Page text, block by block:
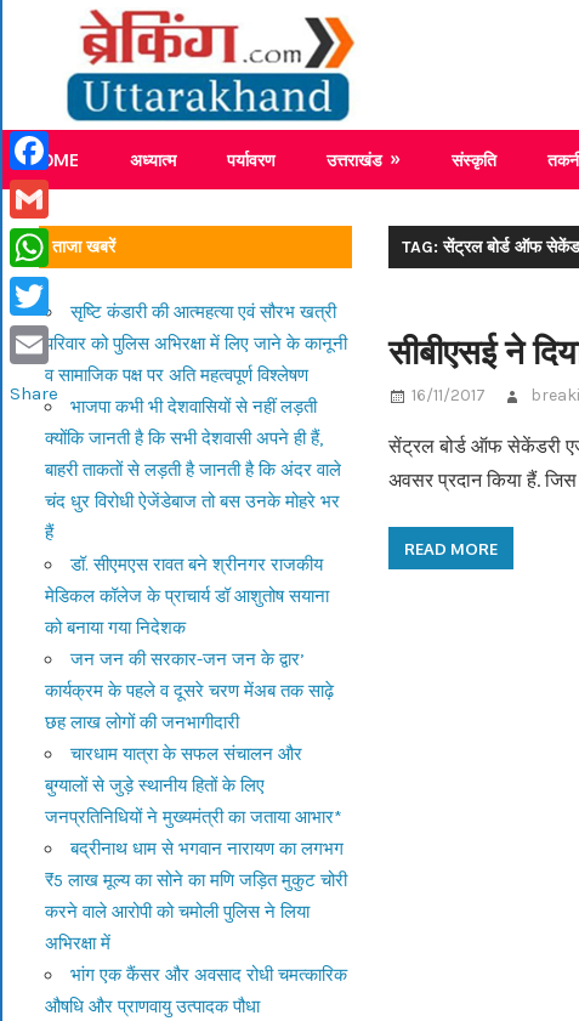
content
Breaking News Uttarakhand
HOME अध्यात्म पर्यावरण उत्तराखंड संस्कृति
TAG: सेंट्रल बोर्ड ऑफ
सीबीएसई ने
16/11/2017
सेंट्रल बोर्ड ऑफ सेकेंडरी
अवसर प्रदान किया हैं. जिस
READ MORE
ताजा खबरें
सृष्टि कंडारी की आत्महत्या एवं सौरभ खत्री
परिवार को पुलिस अभिरक्षा में लिए जाने के कानूनी
व सामाजिक पक्ष पर अति महत्वपूर्ण विश्लेषण
भाजपा कभी भी देशवासियों से नहीं लड़ती
क्योंकि जानती है कि सभी देशवासी अपने ही हैं,
बाहरी ताकतों से लड़ती है जानती है कि अंदर वाले
चंद धुर विरोधी ऐजेंडेबाज तो बस उनके मोहरे भर
हैं
डॉ. सीएमएस रावत बने श्रीनगर राजकीय
मेडिकल कॉलेज के प्राचार्य डॉ आशुतोष सयाना
को बनाया गया निदेशक
जन जन की सरकार-जन जन के द्वार’
कार्यक्रम के पहले व दूसरे चरण मेंअब तक साढ़े
छह लाख लोगों की जनभागीदारी
चारधाम यात्रा के सफल संचालन और
बुग्यालों से जुड़े स्थानीय हितों के लिए
जनप्रतिनिधियों ने मुख्यमंत्री का जताया आभार*
बद्रीनाथ धाम से भगवान नारायण का लगभग
₹5 लाख मूल्य का सोने का मणि जड़ित मुकुट चोरी
करने वाले आरोपी को चमोली पुलिस ने लिया
अभिरक्षा में
भांग एक कैंसर और अवसाद रोधी चमत्कारिक
औषधि और प्राणवायु उत्पादक पौधा
Facebook
Gmail
WhatsApp
Twitter
Email
Share